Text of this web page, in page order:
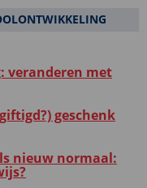
veranderen met
geschenk
nieuw normaal: